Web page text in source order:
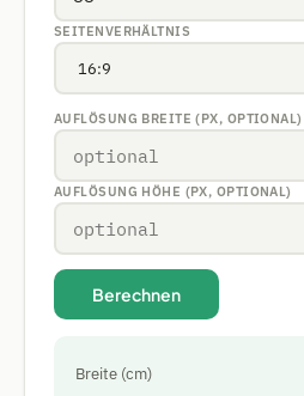
SEITENVERHÄLTNIS
AUFLÖSUNG BREITE (PX, OPTIONAL)
AUFLÖSUNG HÖHE (PX, OPTIONAL)
Berechnen
Breite (cm)